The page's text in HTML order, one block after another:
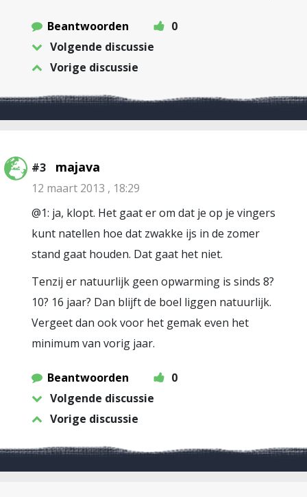
Beantwoorden
0
Volgende discussie
Vorige discussie
#3 majava
12 maart 2013 , 18:29
@1: ja, klopt. Het gaat er om dat je op je vingers
kunt natellen hoe dat zwakke ijs in de zomer
stand gaat houden. Dat gaat het niet.
Tenzij er natuurlijk geen opwarming is sinds 8?
10? 16 jaar? Dan blijft de boel liggen natuurlijk.
Vergeet dan ook voor het gemak even het
minimum van vorig jaar.
Beantwoorden
0
Volgende discussie
Vorige discussie